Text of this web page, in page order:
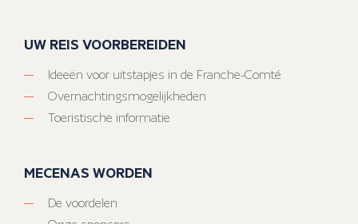
UW REIS VOORBEREIDEN
Ideeën voor uitstapjes in de Franche-Comté
Overnachtingsmogelijkheden
Toeristische informatie
MECENAS WORDEN
De voordelen